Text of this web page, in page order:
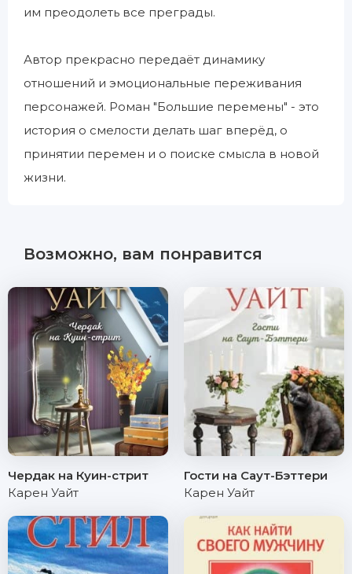
им преодолеть все преграды.
Автор прекрасно передаёт динамику
отношений и эмоциональные переживания
персонажей. Роман "Большие перемены" - это
история о смелости делать шаг вперёд, о
принятии перемен и о поиске смысла в новой
жизни.
Возможно, вам понравится
Чердак на Куин-стрит
Карен Уайт
Гости на Саут-Бэттери
Карен Уайт